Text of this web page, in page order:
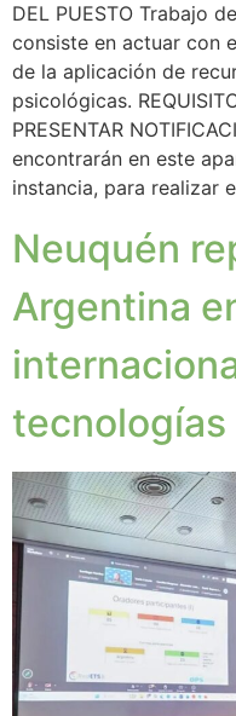
DEL PUESTO Trabajo
consiste en actuar con
de la aplicación de
psicológicas.
PRESENTAR
encontrarán en este
instancia, para realizar
Neuquén
Argentina
tecnologías